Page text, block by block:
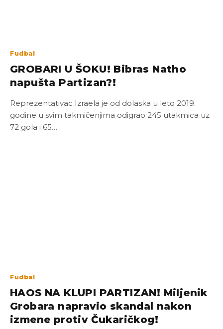
Fudbal
GROBARI U ŠOKU! Bibras Natho
napušta Partizan?!
Reprezentativac Izraela je od dolaska u leto 2019.
godine u svim takmičenjima odigrao 245 utakmica uz
72 gola i 65…
Fudbal
HAOS NA KLUPI PARTIZAN! Miljenik
Grobara napravio skandal nakon
izmene protiv Čukaričkog!